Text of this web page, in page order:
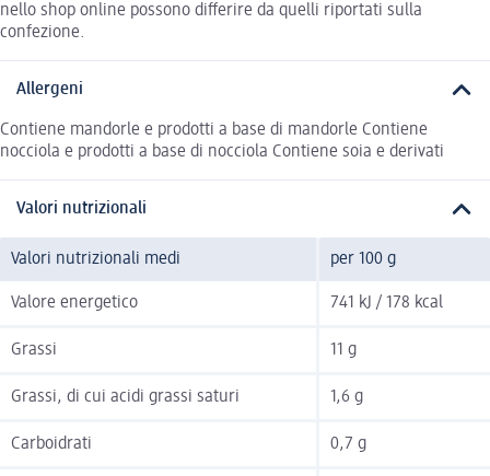
nello shop online possono differire da quelli riportati sulla
confezione.
Allergeni
Contiene mandorle e prodotti a base di mandorle Contiene
nocciola e prodotti a base di nocciola Contiene soia e derivati
Valori nutrizionali
Valori nutrizionali medi per 100 g
Valore energetico 741 kJ / 178 kcal
Grassi 11 g
Grassi, di cui acidi grassi saturi 1,6 g
Carboidrati 0,7 g